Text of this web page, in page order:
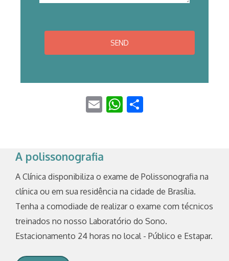
Email WhatsApp
A polissonografia
A Clínica disponibiliza o exame de Polissonografia na
clínica ou em sua residência na cidade de Brasília.
Tenha a comodiade de realizar o exame com técnicos
treinados no nosso Laboratório do Sono.
Estacionamento 24 horas no local - Público e Estapar.